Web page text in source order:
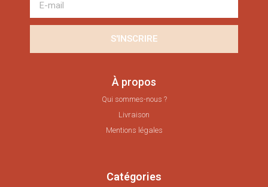
S'INSCRIRE
À propos
Qui sommes-nous ?
Livraison
Mentions légales
Catégories